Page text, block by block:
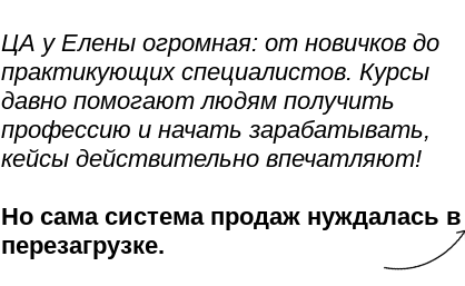
ЦА у Елены огромная: от новичков до
практикующих специалистов. Курсы
давно помогают людям получить
профессию и начать зарабатывать,
кейсы действительно впечатляют!
Но сама система продаж нуждалась в
перезагрузке.